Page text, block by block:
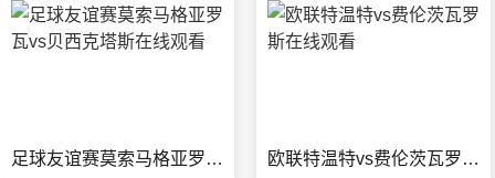
足球友谊赛莫索马格亚罗瓦vs贝西克塔斯在线观看 欧联特温特vs费伦茨瓦罗斯在线观看